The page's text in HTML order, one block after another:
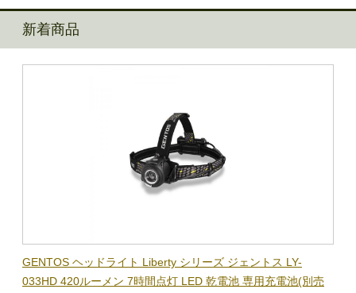
新着商品
GENTOS ヘッドライト Liberty シリーズ ジェントス LY-
033HD 420ルーメン 7時間点灯 LED 乾電池 専用充電池(別売